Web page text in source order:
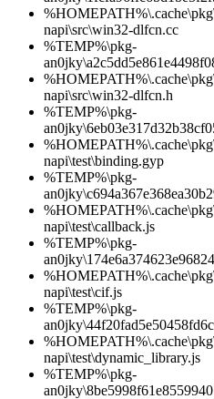
napi\src\win32-dlfcn.cc
%TEMP%\pkg-
napi\src\win32-dlfcn.h
%TEMP%\pkg-
napi\test\binding.gyp
%TEMP%\pkg-
napi\test\callback.js
%TEMP%\pkg-
napi\test\cif.js
%TEMP%\pkg-
napi\test\dynamic_library.js
%TEMP%\pkg-